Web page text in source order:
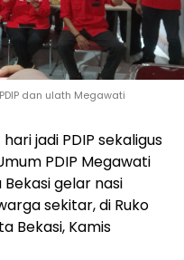
dan ulath Megawati
jadi PDIP sekaligus
PDIP Megawati
Bekasi gelar nasi
sekitar, di Ruko
Bekasi, Kamis